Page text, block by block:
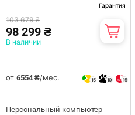
Гарантия
103 679 ₴
98 299 ₴
В наличии
от 6554 ₴/мес. 15 10 15
Персональный компьютер